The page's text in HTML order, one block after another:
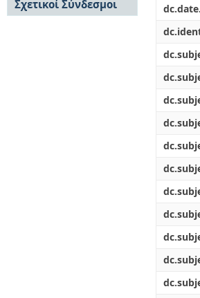
Τίτλοι
Θέματα
Οδηγίες Χρήσης ΙΑ
Συχνές Ερωτήσεις
Σχετικοί Σύνδεσμοι